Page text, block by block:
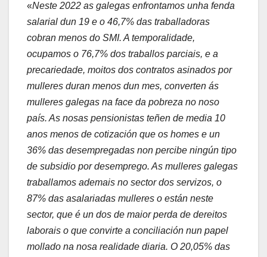
«Neste 2022 as galegas enfrontamos unha fenda
salarial dun 19 e o 46,7% das traballadoras
cobran menos do SMI. A temporalidade,
ocupamos o 76,7% dos traballos parciais, e a
precariedade, moitos dos contratos asinados por
mulleres duran menos dun mes, converten ás
mulleres galegas na face da pobreza no noso
país. As nosas pensionistas teñen de media 10
anos menos de cotización que os homes e un
36% das desempregadas non percibe ningún tipo
de subsidio por desemprego. As mulleres galegas
traballamos ademais no sector dos servizos, o
87% das asalariadas mulleres o están neste
sector, que é un dos de maior perda de dereitos
laborais o que convirte a conciliación nun papel
mollado na nosa realidade diaria. O 20,05% das